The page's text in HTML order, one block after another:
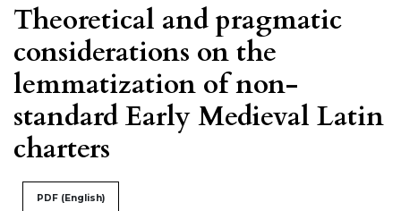
Theoretical and pragmatic
considerations on the
lemmatization of non-
standard Early Medieval Latin
charters
PDF (English)